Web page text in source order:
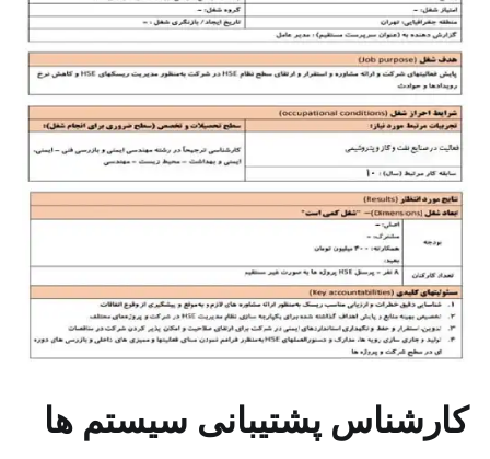
کارشناس پشتیبانی سیستم ها